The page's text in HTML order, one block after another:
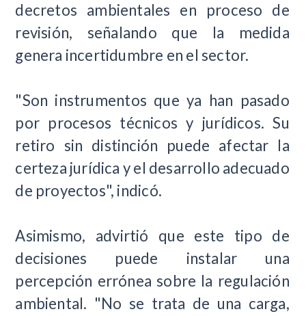
decretos ambientales en proceso de
revisión, señalando que la medida
genera incertidumbre en el sector.
"Son instrumentos que ya han pasado
por procesos técnicos y jurídicos. Su
retiro sin distinción puede afectar la
certeza jurídica y el desarrollo adecuado
de proyectos", indicó.
Asimismo, advirtió que este tipo de
decisiones puede instalar una
percepción errónea sobre la regulación
ambiental. "No se trata de una carga,